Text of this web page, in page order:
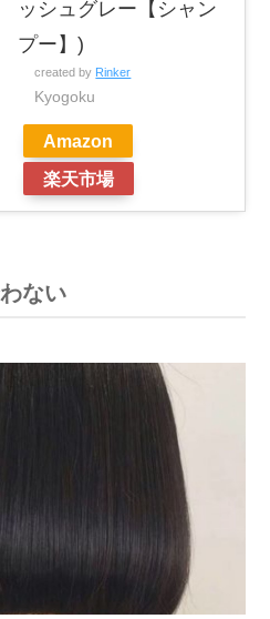
ッシュグレー【シャン
プー】)
created by Rinker
Kyogoku
Amazon
楽天市場
ない